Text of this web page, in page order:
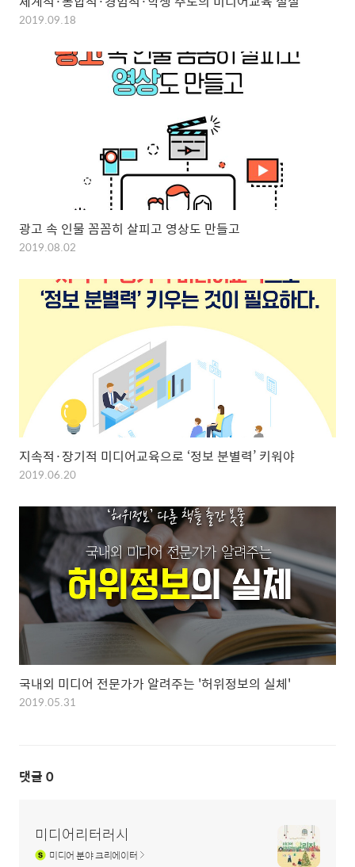
2019.09.18
광고 속 인물 꼼꼼히 살피고 영상도 만들고
2019.08.02
지속적·장기적 미디어교육으로 ‘정보 분별력’ 키워야
2019.06.20
국내외 미디어 전문가가 알려주는 '허위정보의 실체'
2019.05.31
댓글 0
미디어리터러시
미디어분야 크리에이터